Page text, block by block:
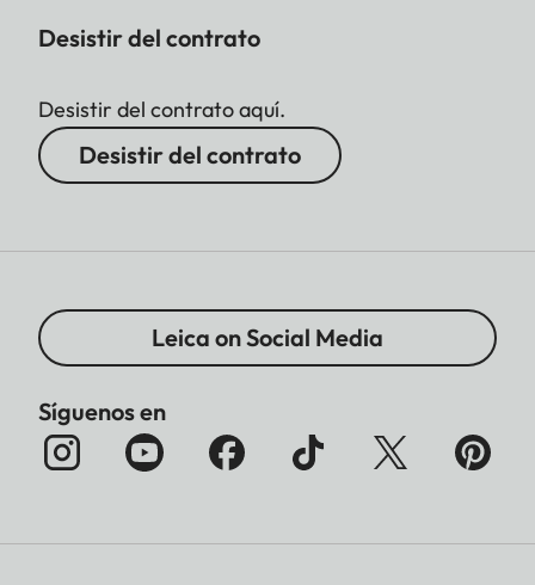
Desistir del contrato
Desistir del contrato aquí.
Desistir del contrato
Leica on Social Media
Síguenos en